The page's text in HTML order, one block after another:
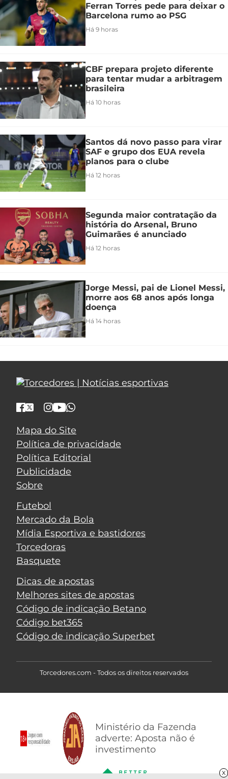
X
Ferran Torres pede para deixar o
Barcelona rumo ao PSG
Há 9 horas
CBF prepara projeto diferente
para tentar mudar a arbitragem
brasileira
Há 10 horas
Santos dá novo passo para virar
SAF e grupo dos EUA revela
planos para o clube
Há 12 horas
Segunda maior contratação da
história do Arsenal, Bruno
Guimarães é anunciado
Há 12 horas
Jorge Messi, pai de Lionel Messi,
morre aos 68 anos após longa
doença
Há 14 horas
Mapa do Site
Política de privacidade
Política Editorial
Publicidade
Sobre
Futebol
Mercado da Bola
Mídia Esportiva e bastidores
Torcedoras
Basquete
Dicas de apostas
Melhores sites de apostas
Código de indicação Betano
Código bet365
Código de indicação Superbet
Torcedores.com - Todos os direitos reservados
Ministério da Fazenda
adverte: Aposta não é
investimento